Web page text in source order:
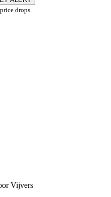
drops.
Vijvers